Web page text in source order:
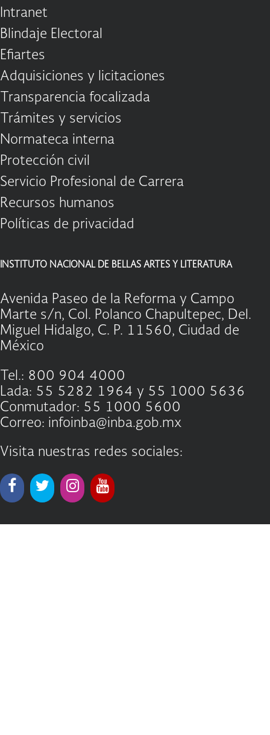
Intranet
Blindaje Electoral
Efiartes
Adquisiciones y licitaciones
Transparencia focalizada
Trámites y servicios
Normateca interna
Protección civil
Servicio Profesional de Carrera
Recursos humanos
Políticas de privacidad
INSTITUTO NACIONAL DE BELLAS ARTES Y LITERATURA
Avenida Paseo de la Reforma y Campo
Marte s/n, Col. Polanco Chapultepec, Del.
Miguel Hidalgo, C. P. 11560, Ciudad de
México
Tel.: 800 904 4000
Lada: 55 5282 1964 y 55 1000 5636
Conmutador: 55 1000 5600
Correo: infoinba@inba.gob.mx
Visita nuestras redes sociales: